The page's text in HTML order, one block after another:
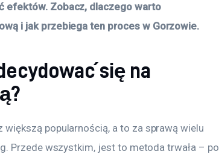
efektów. Zobacz, dlaczego warto
i jak przebiega ten proces w Gorzowie.
się na
popularnością, a to za sprawą wielu
Przede wszystkim, jest to metoda trwała – po